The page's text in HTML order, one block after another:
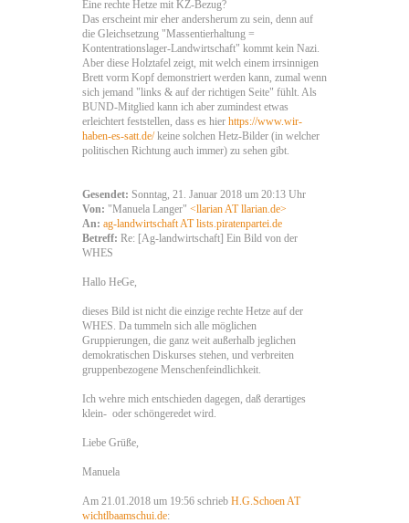
Eine rechte Hetze mit KZ-Bezug?
Das erscheint mir eher andersherum zu sein, denn auf
die Gleichsetzung "Massentierhaltung =
Kontentrationslager-Landwirtschaft" kommt kein Nazi.
Aber diese Holztafel zeigt, mit welch einem irrsinnigen
Brett vorm Kopf demonstriert werden kann, zumal wenn
sich jemand "links & auf der richtigen Seite" fühlt. Als
BUND-Mitglied kann ich aber zumindest etwas
erleichtert feststellen, dass es hier https://www.wir-
haben-es-satt.de/keine solchen Hetz-Bilder (in welcher
politischen Richtung auch immer) zu sehen gibt.
Gesendet: Sonntag, 21. Januar 2018 um 20:13 Uhr
Von: "Manuela Langer" <llarian AT llarian.de>
An: ag-landwirtschaft AT lists.piratenpartei.de
Betreff: Re: [Ag-landwirtschaft] Ein Bild von der
WHES
Hallo HeGe,
dieses Bild ist nicht die einzige rechte Hetze auf der
WHES. Da tummeln sich alle möglichen
Gruppierungen, die ganz weit außerhalb jeglichen
demokratischen Diskurses stehen, und verbreiten
gruppenbezogene Menschenfeindlichkeit.
Ich wehre mich entschieden dagegen, daß derartiges
klein- oder schöngeredet wird.
Liebe Grüße,
Manuela
Am 21.01.2018 um 19:56 schrieb H.G.Schoen AT
wichtlbaamschui.de: